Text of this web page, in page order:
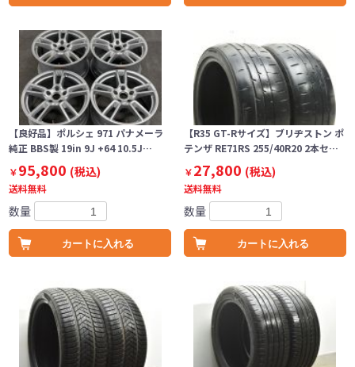
【良好品】ポルシェ 971 パナメーラ
純正 BBS製 19in 9J +64 10.5J…
￥95,800 (税込)
送料無料
数量
カートに入れる
【R35 GT-Rサイズ】ブリヂストン ポ
テンザ RE71RS 255/40R20 2本セ…
￥27,800 (税込)
送料無料
数量
カートに入れる